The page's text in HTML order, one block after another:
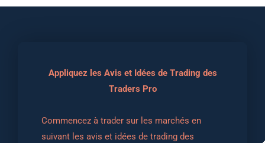
Appliquez les Avis et Idées de Trading des
Traders Pro
Commencez à trader sur les marchés en
suivant les avis et idées de trading des